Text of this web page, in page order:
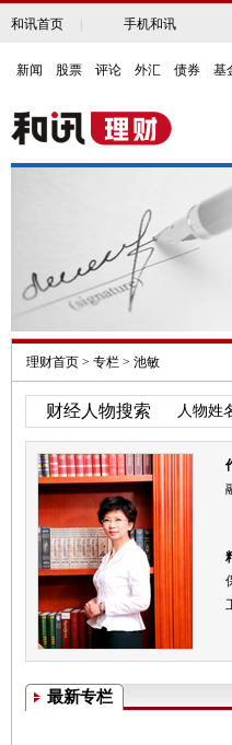
和讯首页 手机和讯
新闻 股票 评论 外汇 债券 基
理财首页 > 专栏 > 池敏
财经人物搜索 人物姓
最新专栏